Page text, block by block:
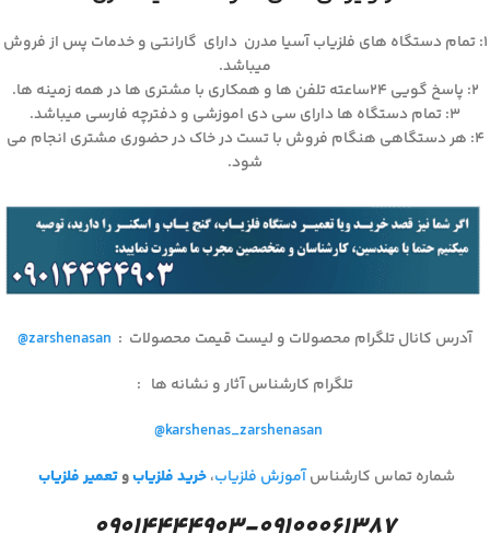
۱: تمام دستگاه های فلزیاب آسیا مدرن دارای گارانتی و خدمات پس از فروش
میباشد.
۲: پاسخ گویی ۲۴ساعته تلفن ها و همکاری با مشتری ها در همه زمینه ها.
۳: تمام دستگاه ها دارای سی دی اموزشی و دفترچه فارسی میباشد.
۴: هر دستگاهی هنگام فروش با تست در خاک در حضوری مشتری انجام می
شود.
آدرس کانال تلگرام محصولات و لیست قیمت محصولات :
@zarshenasan
تلگرام کارشناس آثار و نشانه ها :
@karshenas_zarshenasan
شماره تماس کارشناسآموزش فلزیاب،خرید فلزیابوتعمیر فلزیاب
۰۹۰۱۴۴۴۴۹۰۳-۰۹۱۰۰۰۶۱۳۸۷